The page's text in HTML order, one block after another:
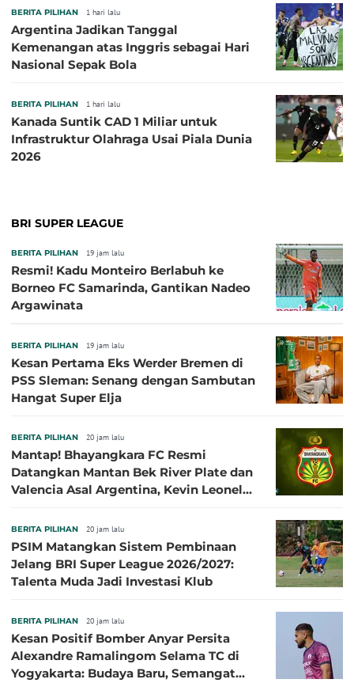
BERITA PILIHAN 1 hari lalu
Argentina Jadikan Tanggal
Kemenangan atas Inggris sebagai Hari
Nasional Sepak Bola
BERITA PILIHAN 1 hari lalu
Kanada Suntik CAD 1 Miliar untuk
Infrastruktur Olahraga Usai Piala Dunia
2026
BRI SUPER LEAGUE
BERITA PILIHAN 19 jam lalu
Resmi! Kadu Monteiro Berlabuh ke
Borneo FC Samarinda, Gantikan Nadeo
Argawinata
BERITA PILIHAN 19 jam lalu
Kesan Pertama Eks Werder Bremen di
PSS Sleman: Senang dengan Sambutan
Hangat Super Elja
BERITA PILIHAN 20 jam lalu
Mantap! Bhayangkara FC Resmi
Datangkan Mantan Bek River Plate dan
Valencia Asal Argentina, Kevin Leonel
BERITA PILIHAN 20 jam lalu
PSIM Matangkan Sistem Pembinaan
Jelang BRI Super League 2026/2027:
Talenta Muda Jadi Investasi Klub
BERITA PILIHAN 20 jam lalu
Kesan Positif Bomber Anyar Persita
Alexandre Ramalingom Selama TC di
Yogyakarta: Budaya Baru, Semangat